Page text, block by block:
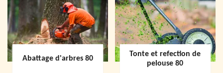
Abattage d'arbres 80
Tonte et refection de
pelouse 80